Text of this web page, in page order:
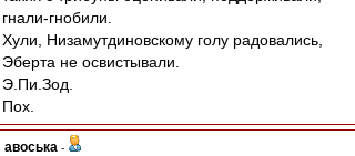
гнали-гнобили.
Хули, Низамутдиновскому голу радовались,
Эберта не освистывали.
Э.Пи.Зод.
Пох.
авоська -